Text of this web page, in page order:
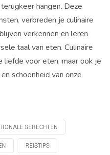
hangen. Deze
verbreden je culinaire
verkennen en leren
taal van eten. Culinaire
liefde voor eten, maar ook je
schoonheid van onze
GERECHTEN
REISTIPS